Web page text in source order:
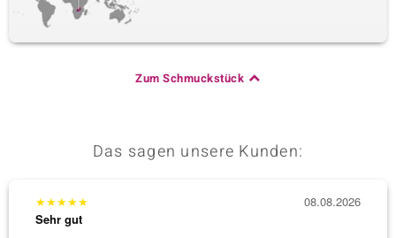
Zum Schmuckstück
Das sagen unsere Kunden:
★★★★★
Sehr gut
08.08.2026